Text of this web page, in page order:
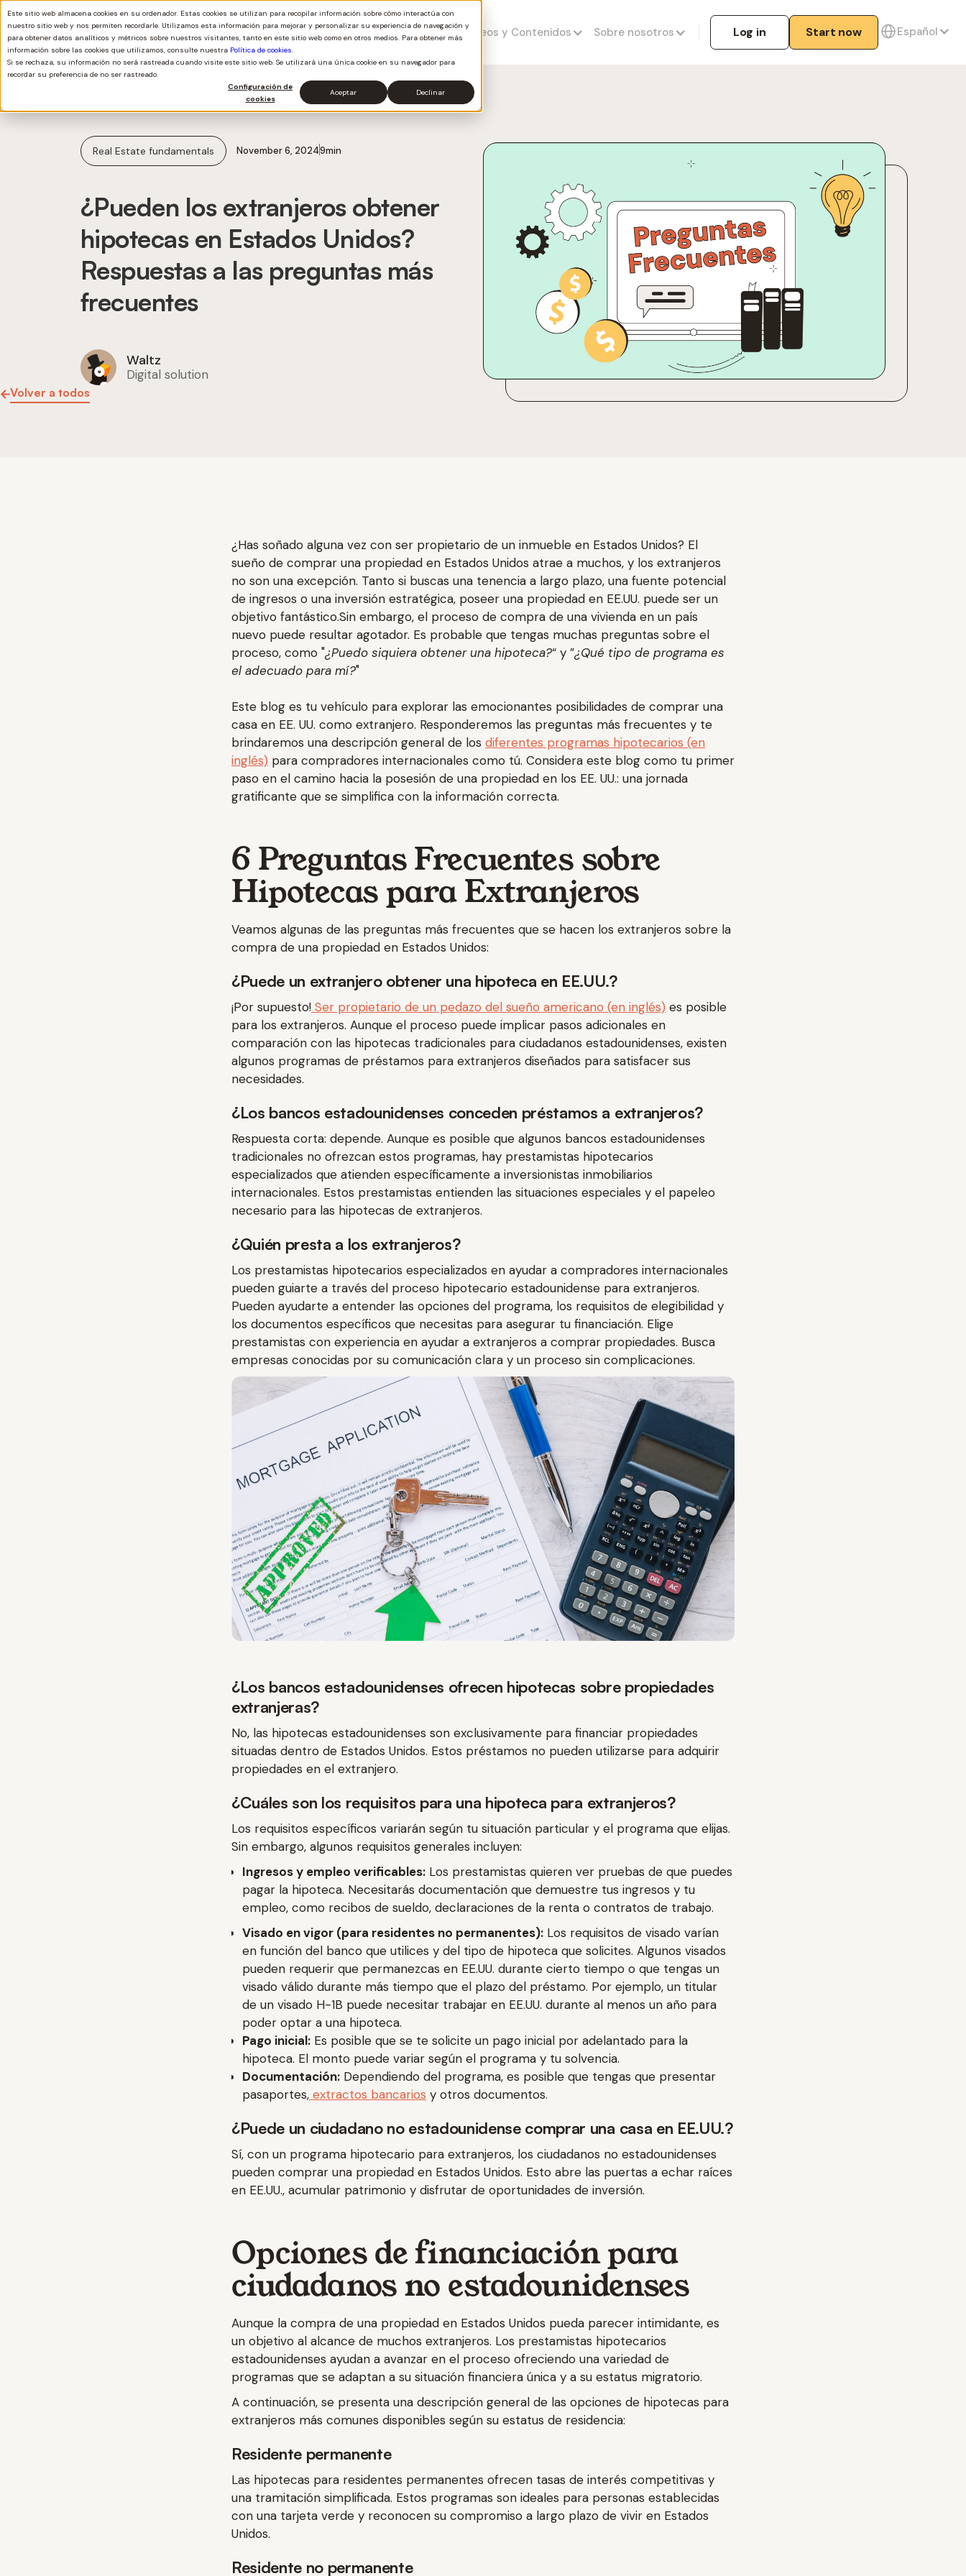
Este sitio web almacena cookies en su ordenador. Estas cookies se utilizan para recopilar información sobre cómo interactúa con
nuestro sitio web y nos permiten recordarle. Utilizamos esta información para mejorar y personalizar su experiencia de navegación y
para obtener datos analíticos y métricos sobre nuestros visitantes, tanto en este sitio web como en otros medios. Para obtener más
información sobre las cookies que utilizamos, consulte nuestra Política de cookies.
Si se rechaza, su información no será rastreada cuando visite este sitio web. Se utilizará una única cookie en su navegador para
recordar su preferencia de no ser rastreado.
Configuración de
cookies
Aceptar Declinar
Real Estate fundamentals November 6, 20249min
¿Pueden los extranjeros obtener
hipotecas en Estados Unidos?
Respuestas a las preguntas más
frecuentes
Waltz
Digital solution
Volver a todos
Invierte con Waltz Videos y Contenidos Sobre nosotros Log in Start now Español
¿Has soñado alguna vez con ser propietario de un inmueble en Estados Unidos? El
sueño de comprar una propiedad en Estados Unidos atrae a muchos, y los extranjeros
no son una excepción. Tanto si buscas una tenencia a largo plazo, una fuente potencial
de ingresos o una inversión estratégica, poseer una propiedad en EE.UU. puede ser un
objetivo fantástico.Sin embargo, el proceso de compra de una vivienda en un país
nuevo puede resultar agotador. Es probable que tengas muchas preguntas sobre el
proceso, como "¿Puedo siquiera obtener una hipoteca?“ y ”¿Qué tipo de programa es
el adecuado para mí?"
Este blog es tu vehículo para explorar las emocionantes posibilidades de comprar una
casa en EE. UU. como extranjero. Responderemos las preguntas más frecuentes y te
brindaremos una descripción general de los diferentes programas hipotecarios (en
inglés) para compradores internacionales como tú. Considera este blog como tu primer
paso en el camino hacia la posesión de una propiedad en los EE. UU.: una jornada
gratificante que se simplifica con la información correcta.
6 Preguntas Frecuentes sobre
Hipotecas para Extranjeros
Veamos algunas de las preguntas más frecuentes que se hacen los extranjeros sobre la
compra de una propiedad en Estados Unidos:
¿Puede un extranjero obtener una hipoteca en EE.UU.?
¡Por supuesto! Ser propietario de un pedazo del sueño americano (en inglés) es posible
para los extranjeros. Aunque el proceso puede implicar pasos adicionales en
comparación con las hipotecas tradicionales para ciudadanos estadounidenses, existen
algunos programas de préstamos para extranjeros diseñados para satisfacer sus
necesidades.
¿Los bancos estadounidenses conceden préstamos a extranjeros?
Respuesta corta: depende. Aunque es posible que algunos bancos estadounidenses
tradicionales no ofrezcan estos programas, hay prestamistas hipotecarios
especializados que atienden específicamente a inversionistas inmobiliarios
internacionales. Estos prestamistas entienden las situaciones especiales y el papeleo
necesario para las hipotecas de extranjeros.
¿Quién presta a los extranjeros?
Los prestamistas hipotecarios especializados en ayudar a compradores internacionales
pueden guiarte a través del proceso hipotecario estadounidense para extranjeros.
Pueden ayudarte a entender las opciones del programa, los requisitos de elegibilidad y
los documentos específicos que necesitas para asegurar tu financiación. Elige
prestamistas con experiencia en ayudar a extranjeros a comprar propiedades. Busca
empresas conocidas por su comunicación clara y un proceso sin complicaciones.
¿Los bancos estadounidenses ofrecen hipotecas sobre propiedades
extranjeras?
No, las hipotecas estadounidenses son exclusivamente para financiar propiedades
situadas dentro de Estados Unidos. Estos préstamos no pueden utilizarse para adquirir
propiedades en el extranjero.
¿Cuáles son los requisitos para una hipoteca para extranjeros?
Los requisitos específicos variarán según tu situación particular y el programa que elijas.
Sin embargo, algunos requisitos generales incluyen:
Ingresos y empleo verificables: Los prestamistas quieren ver pruebas de que puedes
pagar la hipoteca. Necesitarás documentación que demuestre tus ingresos y tu
empleo, como recibos de sueldo, declaraciones de la renta o contratos de trabajo.
Visado en vigor (para residentes no permanentes): Los requisitos de visado varían
en función del banco que utilices y del tipo de hipoteca que solicites. Algunos visados
pueden requerir que permanezcas en EE.UU. durante cierto tiempo o que tengas un
visado válido durante más tiempo que el plazo del préstamo. Por ejemplo, un titular
de un visado H-1B puede necesitar trabajar en EE.UU. durante al menos un año para
poder optar a una hipoteca.
Pago inicial: Es posible que se te solicite un pago inicial por adelantado para la
hipoteca. El monto puede variar según el programa y tu solvencia.
Documentación: Dependiendo del programa, es posible que tengas que presentar
pasaportes, extractos bancarios y otros documentos.
¿Puede un ciudadano no estadounidense comprar una casa en EE.UU.?
Sí, con un programa hipotecario para extranjeros, los ciudadanos no estadounidenses
pueden comprar una propiedad en Estados Unidos. Esto abre las puertas a echar raíces
en EE.UU., acumular patrimonio y disfrutar de oportunidades de inversión.
Opciones de financiación para
ciudadanos no estadounidenses
Aunque la compra de una propiedad en Estados Unidos pueda parecer intimidante, es
un objetivo al alcance de muchos extranjeros. Los prestamistas hipotecarios
estadounidenses ayudan a avanzar en el proceso ofreciendo una variedad de
programas que se adaptan a su situación financiera única y a su estatus migratorio.
A continuación, se presenta una descripción general de las opciones de hipotecas para
extranjeros más comunes disponibles según su estatus de residencia:
Residente permanente
Las hipotecas para residentes permanentes ofrecen tasas de interés competitivas y
una tramitación simplificada. Estos programas son ideales para personas establecidas
con una tarjeta verde y reconocen su compromiso a largo plazo de vivir en Estados
Unidos.
Residente no permanente